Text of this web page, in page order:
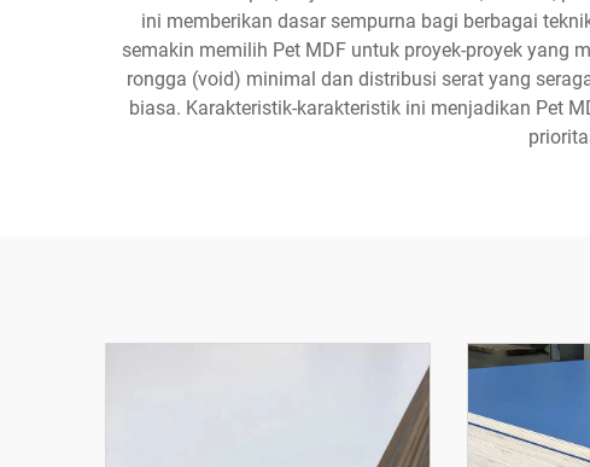
ini memberikan dasar sempurna bagi berbagai
semakin memilih Pet MDF untuk proyek-proyek
rongga (void) minimal dan distribusi serat yang
biasa. Karakteristik-karakteristik ini menjadikan Pet